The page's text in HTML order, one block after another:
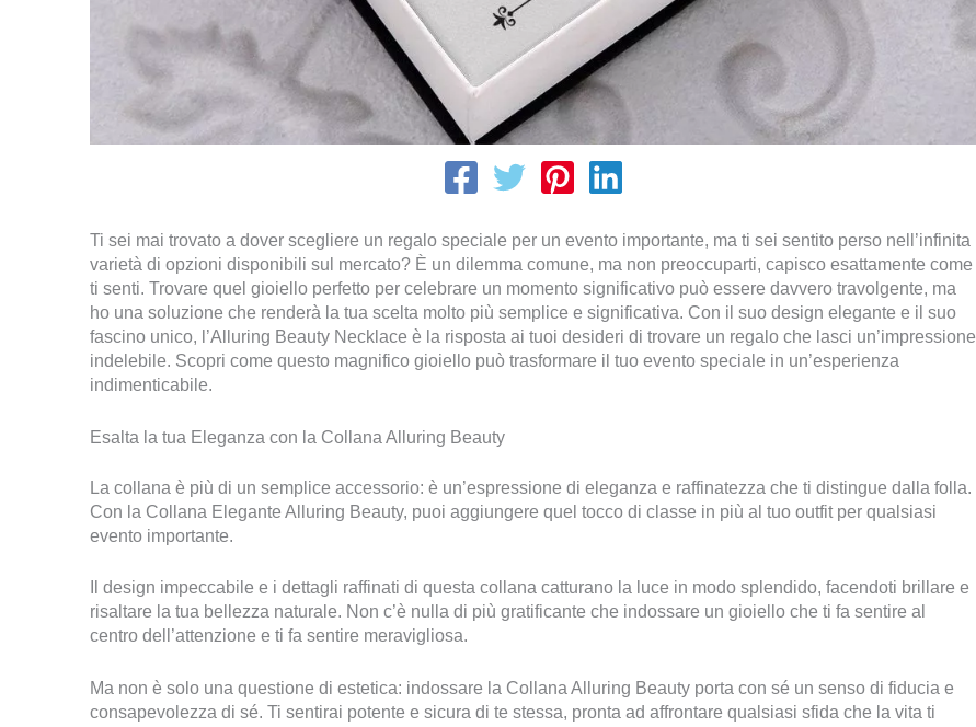
Ti sei mai trovato a dover scegliere un regalo speciale per un evento importante, ma ti sei sentito perso nell’infinita
varietà di opzioni disponibili sul mercato? È un dilemma comune, ma non preoccuparti, capisco esattamente come
ti senti. Trovare quel gioiello perfetto per celebrare un momento significativo può essere davvero travolgente, ma
ho una soluzione che renderà la tua scelta molto più semplice e significativa. Con il suo design elegante e il suo
fascino unico, l’Alluring Beauty Necklace è la risposta ai tuoi desideri di trovare un regalo che lasci un’impressione
indelebile. Scopri come questo magnifico gioiello può trasformare il tuo evento speciale in un’esperienza
indimenticabile.
Esalta la tua Eleganza con la Collana Alluring Beauty
La collana è più di un semplice accessorio: è un’espressione di eleganza e raffinatezza che ti distingue dalla folla.
Con la Collana Elegante Alluring Beauty, puoi aggiungere quel tocco di classe in più al tuo outfit per qualsiasi
evento importante.
Il design impeccabile e i dettagli raffinati di questa collana catturano la luce in modo splendido, facendoti brillare e
risaltare la tua bellezza naturale. Non c’è nulla di più gratificante che indossare un gioiello che ti fa sentire al
centro dell’attenzione e ti fa sentire meravigliosa.
Ma non è solo una questione di estetica: indossare la Collana Alluring Beauty porta con sé un senso di fiducia e
consapevolezza di sé. Ti sentirai potente e sicura di te stessa, pronta ad affrontare qualsiasi sfida che la vita ti